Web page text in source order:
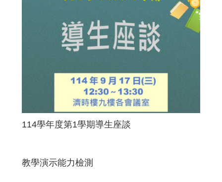
114學年度第1學期導生座談
教學演示能力檢測